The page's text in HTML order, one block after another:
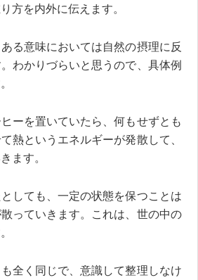
方を内外に伝えます。
る意味においては自然の摂理に反
わかりづらいと思うので、具体例
ーを置いていたら、何もせずとも
熱というエネルギーが発散して、
ます。
しても、一定の状態を保つことは
っていきます。これは、世の中の
全く同じで、意識して整理しなけ